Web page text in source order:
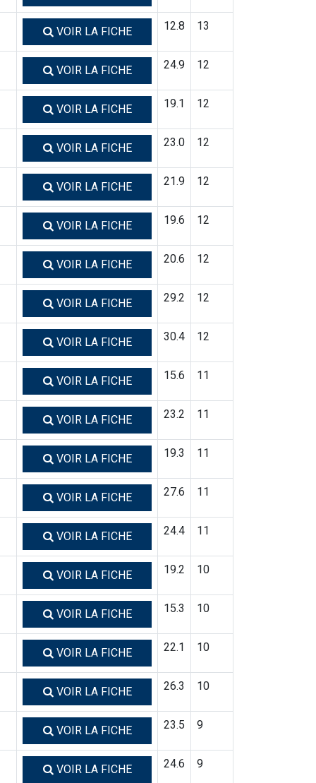
VOIR LA FICHE 12.8 13
VOIR LA FICHE 24.9 12
VOIR LA FICHE 19.1 12
VOIR LA FICHE 23.0 12
VOIR LA FICHE 21.9 12
VOIR LA FICHE 19.6 12
VOIR LA FICHE 20.6 12
VOIR LA FICHE 29.2 12
VOIR LA FICHE 30.4 12
VOIR LA FICHE 15.6 11
VOIR LA FICHE 23.2 11
VOIR LA FICHE 19.3 11
VOIR LA FICHE 27.6 11
VOIR LA FICHE 24.4 11
VOIR LA FICHE 19.2 10
VOIR LA FICHE 15.3 10
VOIR LA FICHE 22.1 10
VOIR LA FICHE 26.3 10
VOIR LA FICHE 23.5 9
VOIR LA FICHE 24.6 9